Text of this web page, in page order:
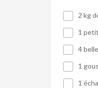
2 kg
1
4
1
1